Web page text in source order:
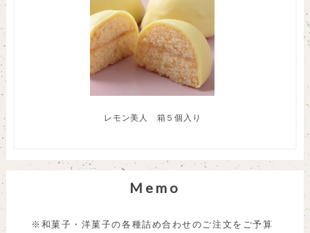
レモン美人 箱５個入り
Memo
※和菓子・洋菓子の各種詰め合わせのご注文をご予算